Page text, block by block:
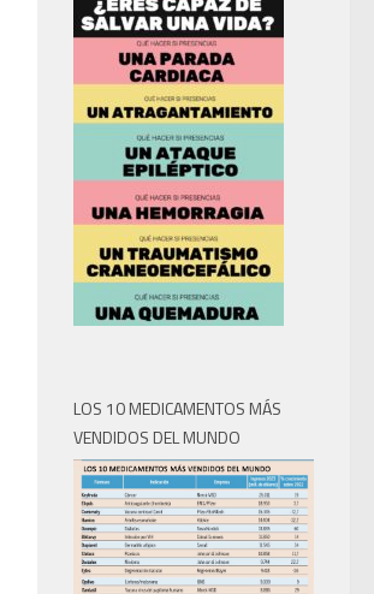
LOS 10 MEDICAMENTOS MÁS
VENDIDOS DEL MUNDO